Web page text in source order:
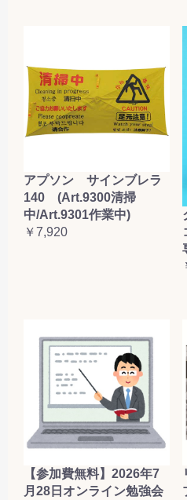
アプソン サインブレラ
140 (Art.9300清掃
中/Art.9301作業中)
￥7,920
【参加費無料】2026年7
月28日オンライン勉強会